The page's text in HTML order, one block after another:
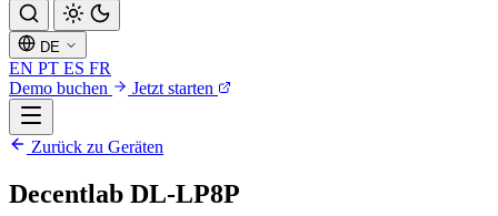
DE
EN PT ES FR
Demo buchen
Jetzt starten
Zurück zu Geräten
Decentlab DL-LP8P